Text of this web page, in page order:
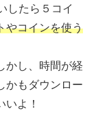
したら５コイ
やコインを使う
かし、時間が経
かもダウンロー
いよ！